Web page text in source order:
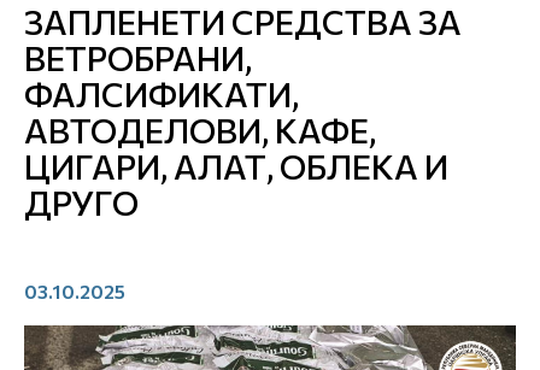
Физички лица
Бизнис заедница
Е-Царина
Медиа центар
Контакт
Е-Весник
ЗАПЛЕНЕТИ СРЕДСТВА ЗА
ВЕТРОБРАНИ,
ФАЛСИФИКАТИ,
АВТОДЕЛОВИ, КАФЕ,
ЦИГАРИ, АЛАТ, ОБЛЕКА И
ДРУГО
03.10.2025